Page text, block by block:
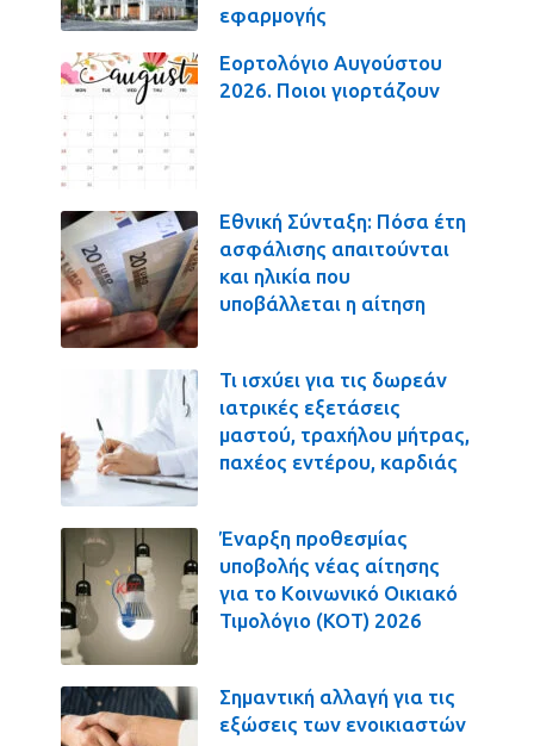
εφαρμογής
Εορτολόγιο Αυγούστου
2026. Ποιοι γιορτάζουν
Εθνική Σύνταξη: Πόσα έτη
ασφάλισης απαιτούνται
και ηλικία που
υποβάλλεται η αίτηση
Τι ισχύει για τις δωρεάν
ιατρικές εξετάσεις
μαστού, τραχήλου μήτρας,
παχέος εντέρου, καρδιάς
Έναρξη προθεσμίας
υποβολής νέας αίτησης
για το Κοινωνικό Οικιακό
Τιμολόγιο (ΚΟΤ) 2026
Σημαντική αλλαγή για τις
εξώσεις των ενοικιαστών